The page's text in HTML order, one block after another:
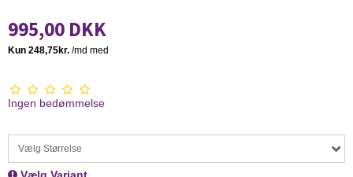
995,00 DKK
Ingen bedømmelse
Vælg Størrelse